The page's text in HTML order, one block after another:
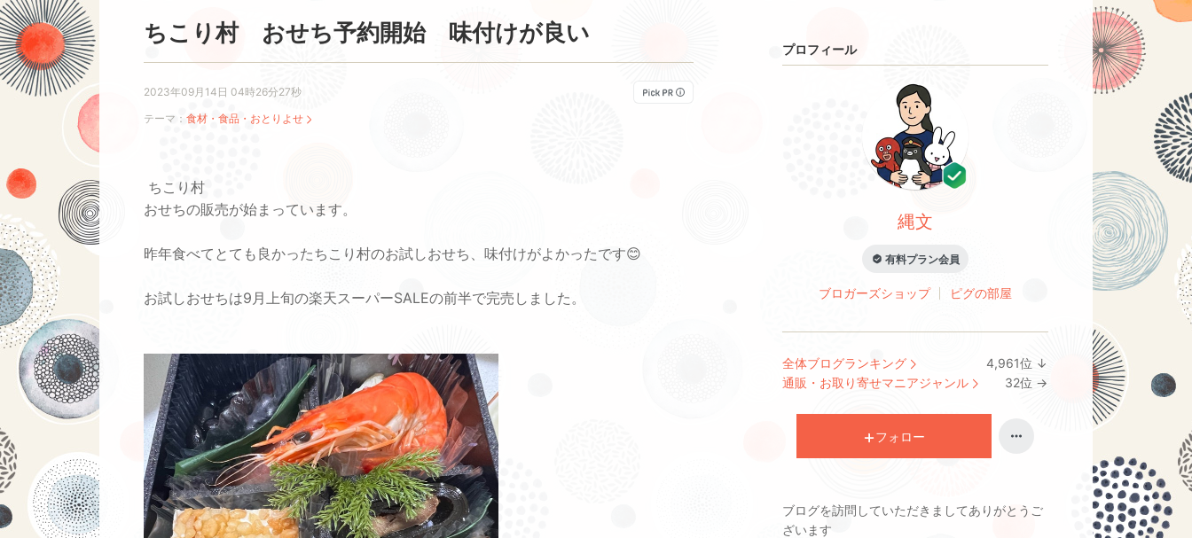
ちこり村 おせち予約開始 味付けが良い
2023年09月14日 04時26分27秒
テーマ： 食材・食品・おとりよせ
ちこり村
おせちの販売が始まっています。
昨年食べてとても良かったちこり村のお試しおせち、味付けがよかったです😊
お試しおせちは9月上旬の楽天スーパーSALEの前半で完売しました。
プロフィール
縄文
有料プラン会員
ブロガーズショップ ピグの部屋
全体ブログランキング 4,961位 ↓
通販・お取り寄せマニアジャンル 32位 →
フォロー
ブログを訪問していただきましてありがとうご
ざいます